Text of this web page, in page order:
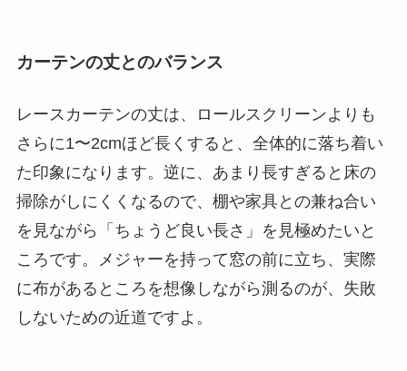
カーテンの丈とのバランス
レースカーテンの丈は、ロールスクリーンよりも
さらに1〜2cmほど長くすると、全体的に落ち着い
た印象になります。逆に、あまり長すぎると床の
掃除がしにくくなるので、棚や家具との兼ね合い
を見ながら「ちょうど良い長さ」を見極めたいと
ころです。メジャーを持って窓の前に立ち、実際
に布があるところを想像しながら測るのが、失敗
しないための近道ですよ。